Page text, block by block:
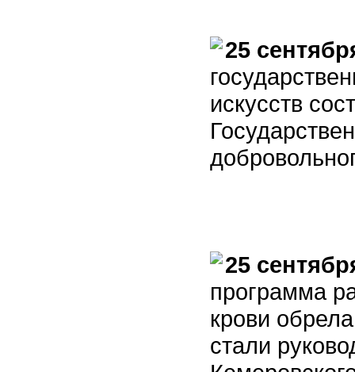
25
искусств
25
программа
крови
стали